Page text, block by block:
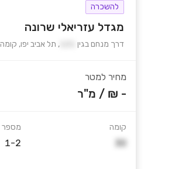
להשכרה
מגדל עזריאלי שרונה
דרך מנחם בגין , תל אביב יפו, קומה
מחיר למטר
- ₪
/ מ"ר
קומה
30
מספר
1-2